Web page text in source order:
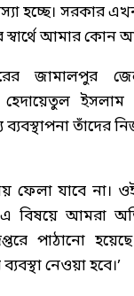
হচ্ছে। সরকার
আমার কোন
জামালপুর
ইসলাম
ব্যবস্থাপনা তাঁদের
ফেলা যাবে না।
বিষয়ে আমরা
পাঠানো
নেওয়া হবে।’